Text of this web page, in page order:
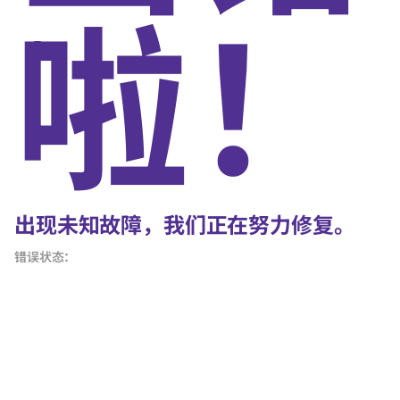
啦！
出现未知故障，我们正在努力修复。
错误状态：